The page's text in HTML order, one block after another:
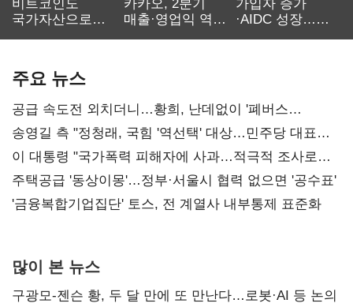
비트코인도
국가자산으로…'
카카오, 2분기
매출·영업익 역대
가입자 증가
·AIDC 성장…
주요 뉴스
공급 속도전 외치더니…황희, 난데없이 '폐버스
리모델링' 제안
송영길 측 "정청래, 국힘 '역선택' 대상…민주당 대표로
총선 지휘 못해"
이 대통령 "국가폭력 피해자에 사과…적극적 조사로
진실 밝혀야"
주택공급 '동상이몽'…정부·서울시 협력 없으면 '공수표'
'금융복합기업집단' 토스, 전 계열사 내부통제 표준화
많이 본 뉴스
구광모-젠슨 황, 두 달 만에 또 만난다…로봇·AI 등 논의